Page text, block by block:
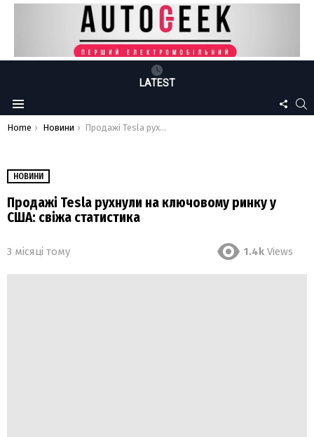
LATEST
Menu
US
You are here:
Home Новини Продажі Tesla рухнули на ключовому ринку у США: свіжа статистика
НОВИНИ
Продажі Tesla рухнули на ключовому ринку у
США: свіжа статистика
3 місяці тому 1.4k Views